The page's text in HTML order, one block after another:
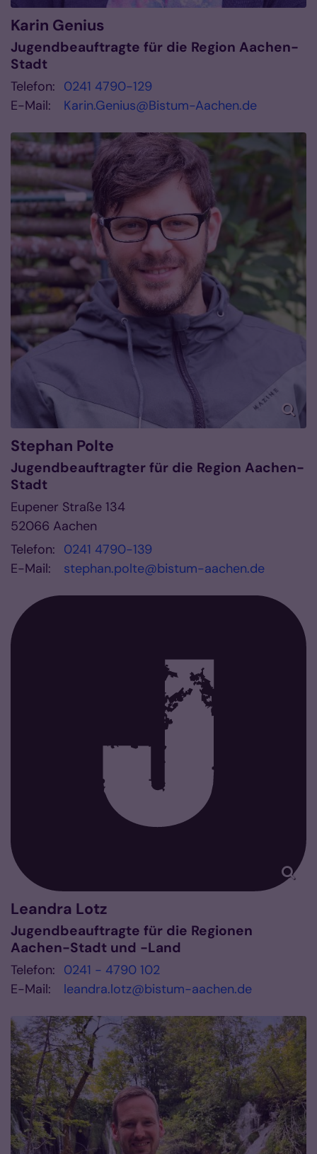
Karin Genius
Jugendbeauftragte für die Region Aachen-
Stadt
Telefon: 0241 4790-129
E-Mail:
Karin.Genius@Bistum-Aachen.de
Stephan Polte
Jugendbeauftragter für die Region Aachen-
Stadt
Eupener Straße 134
52066 Aachen
Telefon: 0241 4790-139
E-Mail:
stephan.polte@bistum-aachen.de
Leandra Lotz
Jugendbeauftragte für die Regionen
Aachen-Stadt und -Land
Telefon: 0241 - 4790 102
E-Mail:
leandra.lotz@bistum-aachen.de